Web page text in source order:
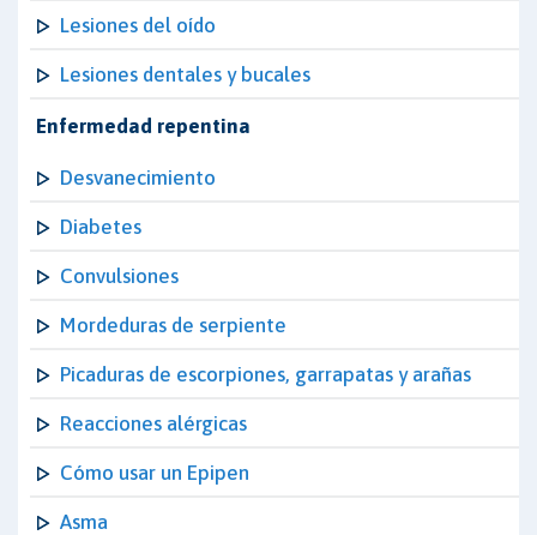
Lesiones del oído
Lesiones dentales y bucales
Enfermedad repentina
Desvanecimiento
Diabetes
Convulsiones
Mordeduras de serpiente
Picaduras de escorpiones, garrapatas y arañas
Reacciones alérgicas
Cómo usar un Epipen
Asma